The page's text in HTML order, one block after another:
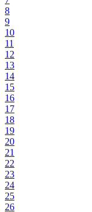
8
9
10
11
12
13
14
15
16
17
18
19
20
21
22
23
24
25
26